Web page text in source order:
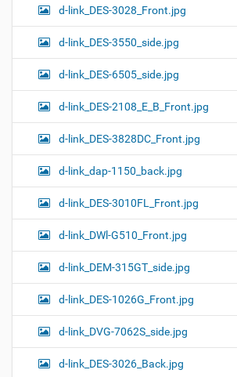
d-link_DES-3028_Front.jpg
d-link_DES-3550_side.jpg
d-link_DES-6505_side.jpg
d-link_DES-2108_E_B_Front.jpg
d-link_DES-3828DC_Front.jpg
d-link_dap-1150_back.jpg
d-link_DES-3010FL_Front.jpg
d-link_DWl-G510_Front.jpg
d-link_DEM-315GT_side.jpg
d-link_DES-1026G_Front.jpg
d-link_DVG-7062S_side.jpg
d-link_DES-3026_Back.jpg